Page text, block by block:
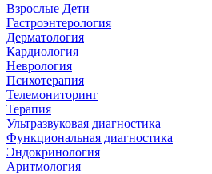
Взрослые Дети
Гастроэнтерология
Дерматология
Кардиология
Неврология
Психотерапия
Телемониторинг
Терапия
Ультразвуковая диагностика
Функциональная диагностика
Эндокринология
Аритмология